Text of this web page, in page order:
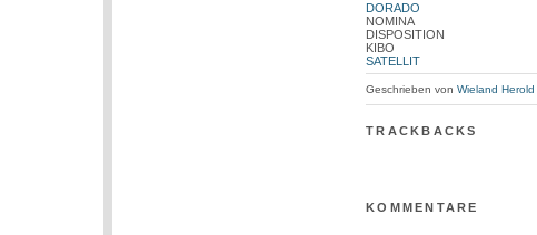
DORADO
NOMINA
DISPOSITION
KIBO
SATELLIT
Geschrieben vonWieland Herold
TRACKBACKS
KOMMENTARE